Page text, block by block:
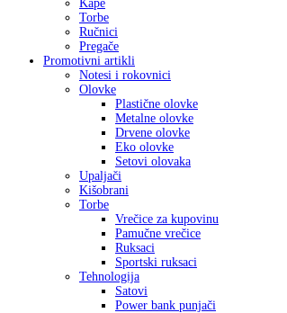
Kape
Torbe
Ručnici
Pregače
Promotivni artikli
Notesi i rokovnici
Olovke
Plastične olovke
Metalne olovke
Drvene olovke
Eko olovke
Setovi olovaka
Upaljači
Kišobrani
Torbe
Vrečice za kupovinu
Pamučne vrečice
Ruksaci
Sportski ruksaci
Tehnologija
Satovi
Power bank punjači